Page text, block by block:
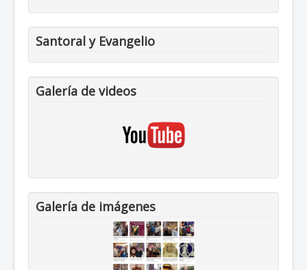
Santoral y Evangelio
Galería de videos
Galería de imágenes